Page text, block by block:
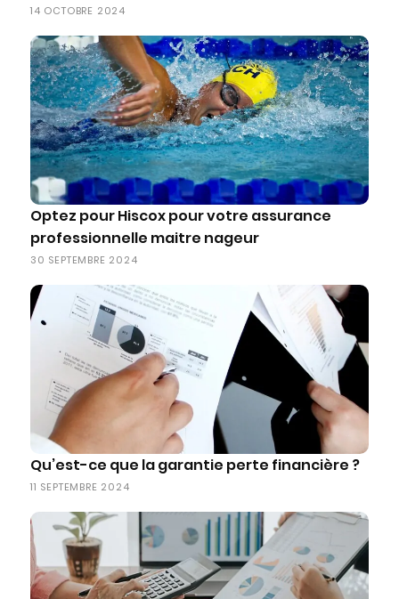
14 OCTOBRE 2024
Optez pour Hiscox pour votre assurance
professionnelle maitre nageur
30 SEPTEMBRE 2024
Qu’est-ce que la garantie perte financière ?
11 SEPTEMBRE 2024